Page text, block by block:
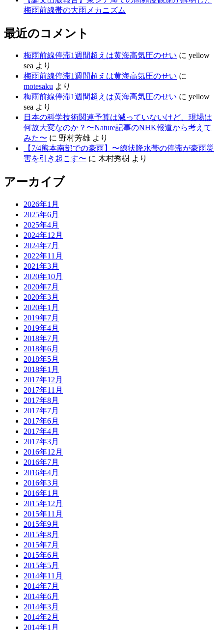
梅雨前線帯の大雨メカニズム
最近のコメント
梅雨前線停滞1週間超えは黄海高気圧のせい に yellow
sea より
梅雨前線停滞1週間超えは黄海高気圧のせい に
motesaku より
梅雨前線停滞1週間超えは黄海高気圧のせい に yellow
sea より
日本の科学技術関連予算は減っていないけど、現場は
何故大変なのか？〜Nature記事のNHK報道から考えて
みた〜 に 野村芳雄 より
【7/4熊本南部での豪雨】〜線状降水帯の停滞が豪雨災
害を引き起こす〜 に 木村秀樹 より
アーカイブ
2026年1月
2025年6月
2025年4月
2024年12月
2024年7月
2022年11月
2021年3月
2020年10月
2020年7月
2020年3月
2020年1月
2019年7月
2019年4月
2018年7月
2018年6月
2018年5月
2018年1月
2017年12月
2017年11月
2017年8月
2017年7月
2017年6月
2017年4月
2017年3月
2016年12月
2016年7月
2016年4月
2016年3月
2016年1月
2015年12月
2015年11月
2015年9月
2015年8月
2015年7月
2015年6月
2015年5月
2014年11月
2014年7月
2014年6月
2014年3月
2014年2月
2014年1月